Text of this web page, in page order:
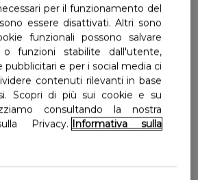
Dove Comprare
Italia
Select Country
Age Science Mente
Age Science
Cellulare
Age Science Ossa,
multivitaminico e
formulato per
dallo stress ossidativo.
si verifica quando vi è uno
liberi presenti nell'organismo e
per combatterli, ed è un
il normale processo di
stress, fumo ecc.
per il funzionamento del
essere disattivati. Altri sono
funzionali possono salvare
funzioni stabilite dall'utente,
e per i social media ci
contenuti rilevanti in base
Scopri di più sui cookie e su
consultando la nostra
Privacy. Informativa sulla